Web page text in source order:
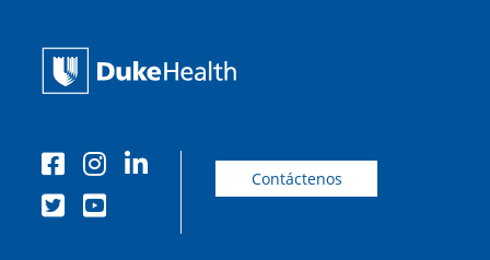
Contáctenos